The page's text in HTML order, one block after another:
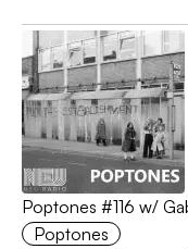
Poptones #116 w/
Poptones